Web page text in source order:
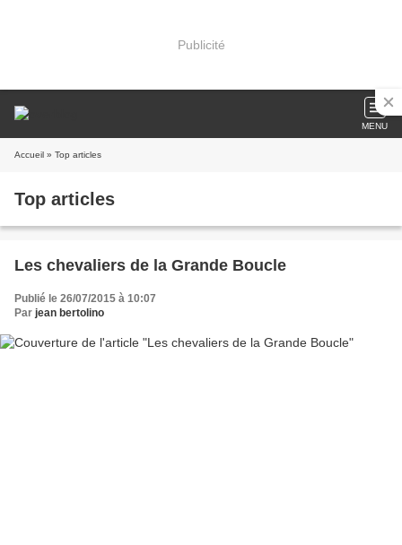
Publicité
MENU
Accueil » Top articles
Top articles
Les chevaliers de la Grande Boucle
Publié le 26/07/2015 à 10:07
Par jean bertolino